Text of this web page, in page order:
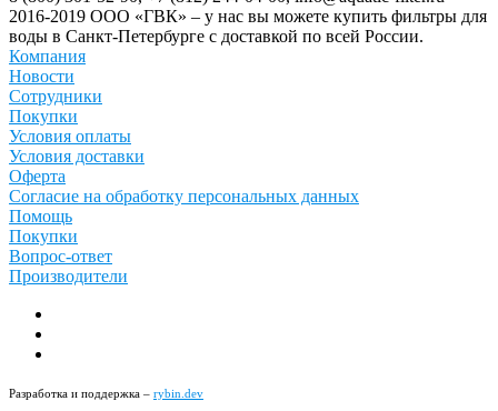
2016-2019 ООО «ГВК» – у нас вы можете купить фильтры для
воды в Санкт-Петербурге с доставкой по всей России.
Компания
Новости
Сотрудники
Покупки
Условия оплаты
Условия доставки
Оферта
Согласие на обработку персональных данных
Помощь
Покупки
Вопрос-ответ
Производители
Разработка и поддержка – rybin.dev